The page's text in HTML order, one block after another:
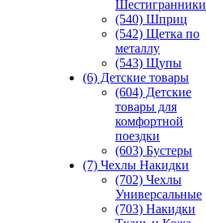
Шестигранники
(540) Шприц
(542) Щетка по
металлу
(543) Щупы
(6) Детские товары
(604) Детские
товары для
комфортной
поездки
(603) Бустеры
(7) Чехлы Накидки
(702) Чехлы
Универсальные
(703) Накидки